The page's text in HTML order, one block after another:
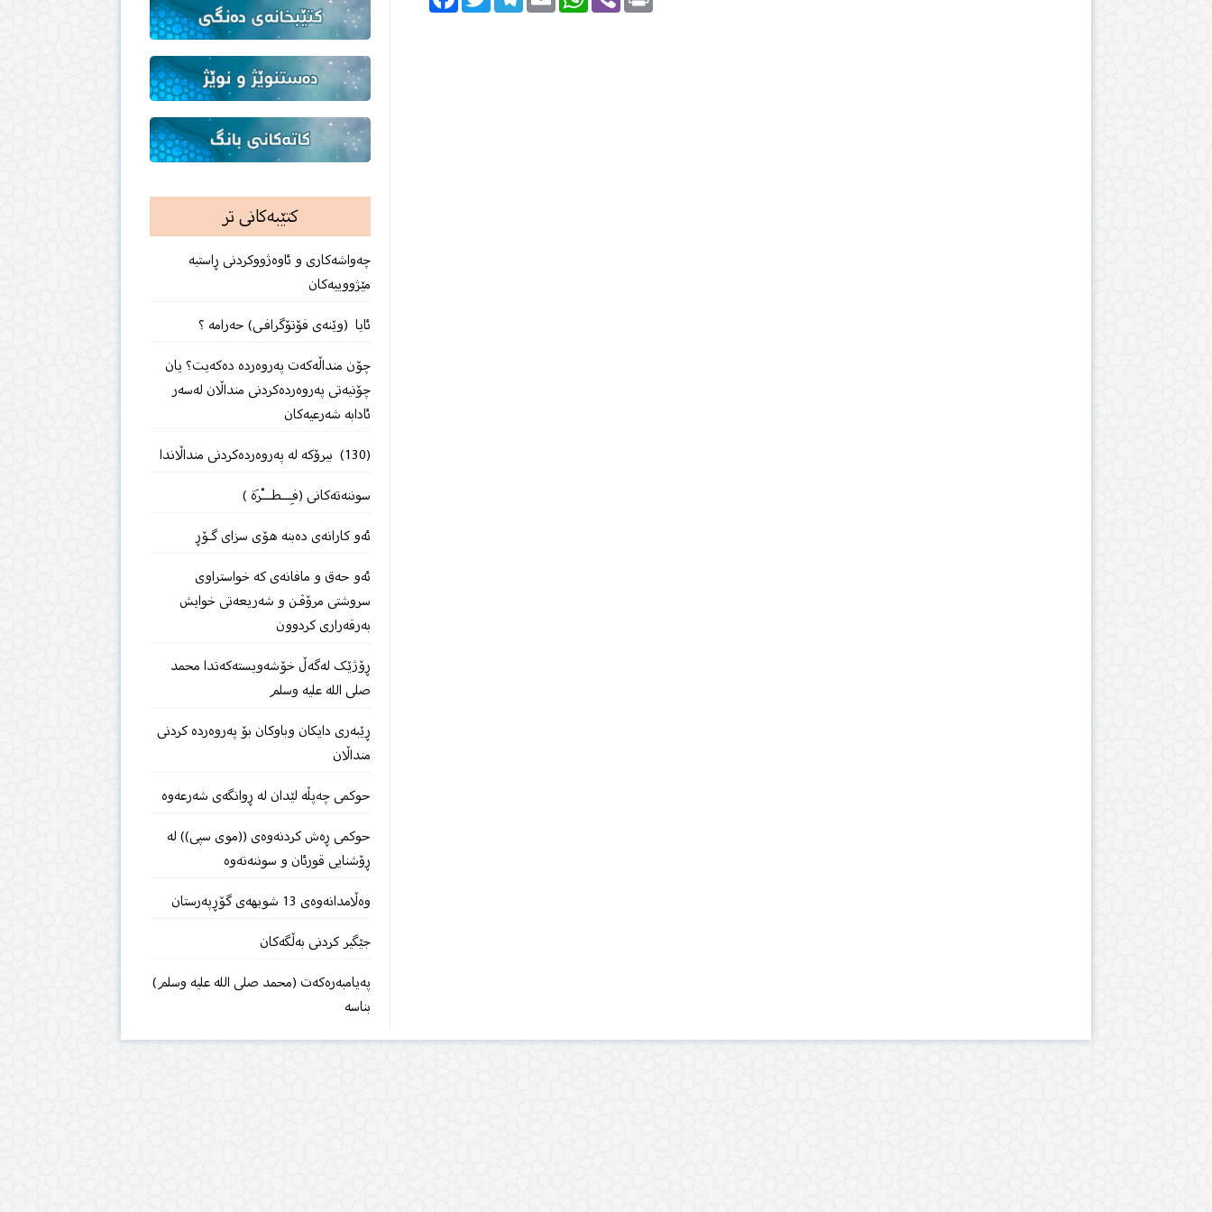
کتێبەکانی تر
چەواشەكاری و ئاوەژووكردنی ڕاستیە
مێژووییەكان
ئایا (وێنەی فۆتۆگرافـی) حەرامە ؟
چۆن منداڵەكەت پەروەردە دەكەیت؟ یان
چۆنیەتی پەروەردەكردنی منداڵان لەسەر
ئادابە شەرعیەكان
(130) بیرۆكە لە پەروەردەكردنی منداڵاندا
سوننەتەكانی (فِــــطــــْرَة )
ئەو كارانەی دەبنە هۆی سزای گـۆڕ
ئەو حەق و مافانەی كە خواستراوی
سروشتی مرۆڤـن و شەریعەتی خوایش
بەرقەراری كردوون
ڕۆژێک لەگەڵ خۆشەویستەکەتدا محمد
صلى الله علیه وسلم
ڕێبەری دایكان وباوكان بۆ پەروەردە كردنی
منداڵان
حوكمی چەپڵە لێدان لە ڕوانگەی شەرعەوە
حوكمی ڕەش كردنەوەی ((موی سپی)) لە
ڕۆشنایی قورئان و سوننەتەوە
وەڵامدانەوەی 13 شوبهەی گۆڕپەرستان
جێگیر كردنی بەڵگەكان
پەیامبەرەکەت (محمد صلى الله علیه وسلم)
بناسە